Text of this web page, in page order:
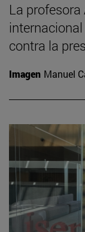
La
contra la
Imagen Manuel